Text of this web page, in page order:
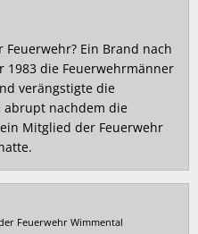
Ein Brand nach
1983 die Feuerwehrmänner
verängstigte die
abrupt nachdem die
Mitglied der Feuerwehr
Feuerwehr Wimmental